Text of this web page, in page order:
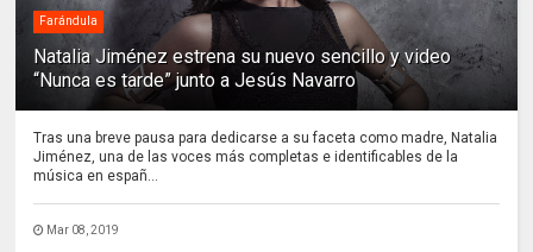
Farándula
Natalia Jiménez estrena su nuevo sencillo y video
“Nunca es tarde” junto a Jesús Navarro
Tras una breve pausa para dedicarse a su faceta como madre, Natalia
Jiménez, una de las voces más completas e identificables de la
música en españ...
Mar 08, 2019